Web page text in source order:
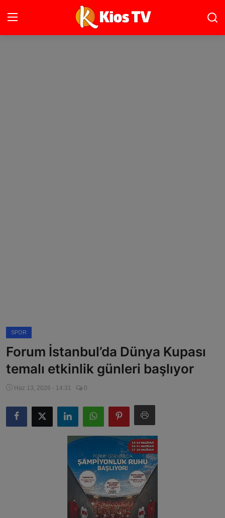
Çerez Politikası
Kullanım Şartnamesi
Veri Politikası
SPOR
Forum İstanbul’da Dünya Kupası
temalı etkinlik günleri başlıyor
Haz 13, 2026 - 14:31 0